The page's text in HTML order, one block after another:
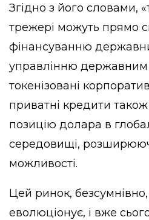
Згідно з його словами,
трежері можуть прямо
фінансуванню
управлінню державним
токенізовані
приватні кредити
позицію долара в
середовищі,
можливості.
Цей ринок,
еволюціонує, і вже